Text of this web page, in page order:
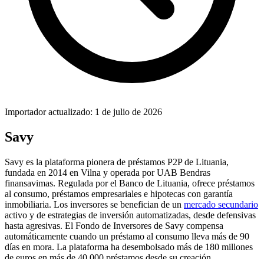
Importador actualizado: 1 de julio de 2026
Savy
Savy es la plataforma pionera de préstamos P2P de Lituania,
fundada en 2014 en Vilna y operada por UAB Bendras
finansavimas. Regulada por el Banco de Lituania, ofrece préstamos
al consumo, préstamos empresariales e hipotecas con garantía
inmobiliaria. Los inversores se benefician de un mercado secundario
activo y de estrategias de inversión automatizadas, desde defensivas
hasta agresivas. El Fondo de Inversores de Savy compensa
automáticamente cuando un préstamo al consumo lleva más de 90
días en mora. La plataforma ha desembolsado más de 180 millones